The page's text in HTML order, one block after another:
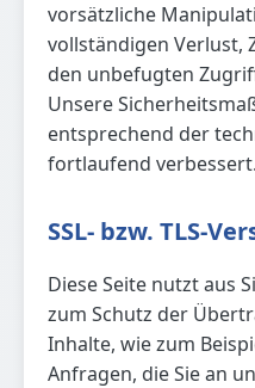
vorsätzliche
vollständigen Verlust,
den unbefugten
Unsere
entsprechend der
fortlaufend verbessert.
SSL- bzw. TLS-
Diese Seite nutzt aus
zum Schutz der
Inhalte, wie zum
Anfragen, die Sie an